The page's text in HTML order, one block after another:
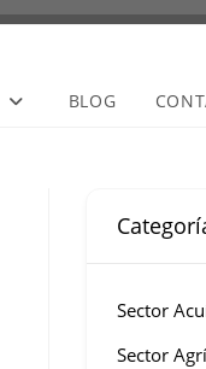
BLOG
Sector
Sector